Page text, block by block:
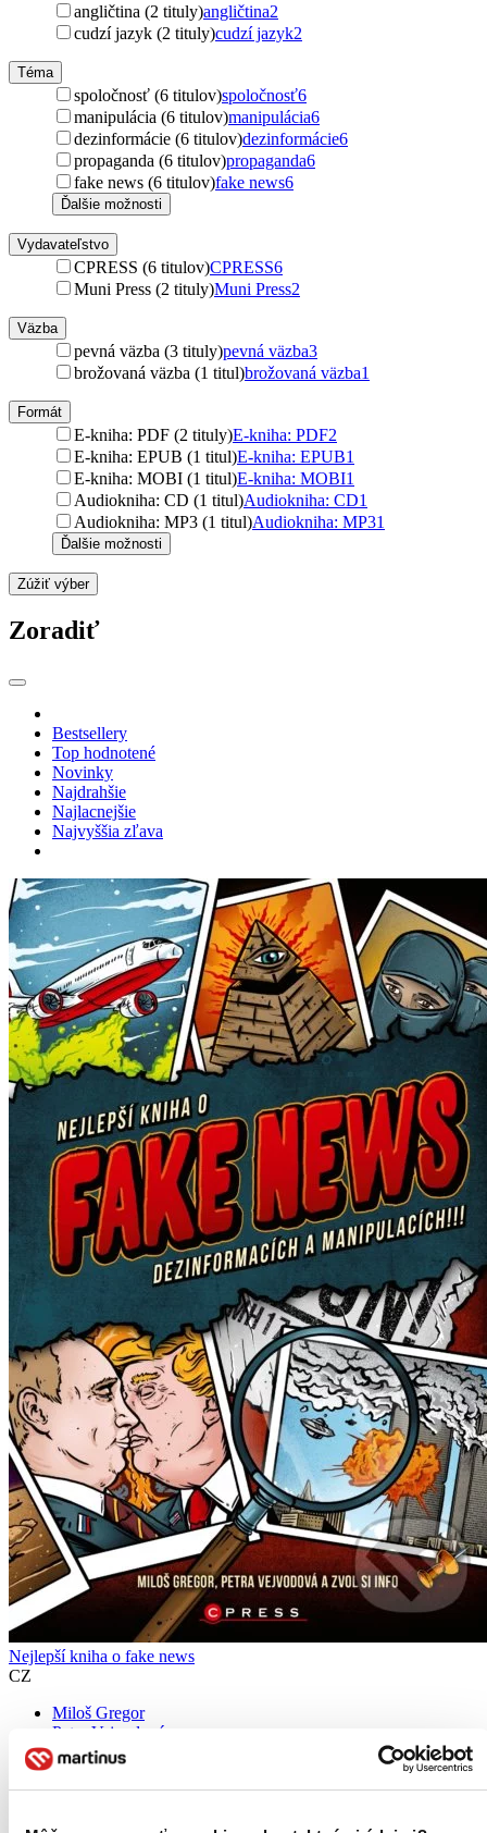
angličtina (2 tituly)angličtina2
cudzí jazyk (2 tituly)cudzí jazyk2
Téma
spoločnosť (6 titulov)spoločnosť6
manipulácia (6 titulov)manipulácia6
dezinformácie (6 titulov)dezinformácie6
propaganda (6 titulov)propaganda6
fake news (6 titulov)fake news6
Ďalšie možnosti
Vydavateľstvo
CPRESS (6 titulov)CPRESS6
Muni Press (2 tituly)Muni Press2
Väzba
pevná väzba (3 tituly)pevná väzba3
brožovaná väzba (1 titul)brožovaná väzba1
Formát
E-kniha: PDF (2 tituly)E-kniha: PDF2
E-kniha: EPUB (1 titul)E-kniha: EPUB1
E-kniha: MOBI (1 titul)E-kniha: MOBI1
Audiokniha: CD (1 titul)Audiokniha: CD1
Audiokniha: MP3 (1 titul)Audiokniha: MP31
Ďalšie možnosti
Zúžiť výber
Zoradiť
Bestsellery
Top hodnotené
Novinky
Najdrahšie
Najlacnejšie
Najvyššia zľava
Nejlepší kniha o fake news
CZ
Miloš Gregor
Petra Vejvodová
Média, politici, sociální sítě – ze všech těchto zdrojů se na nás
neustále valí dohady o tom, kdo, jak a proč se nás snaží
dezinformace a alternativní fakta zahrnují? Jedná se o...